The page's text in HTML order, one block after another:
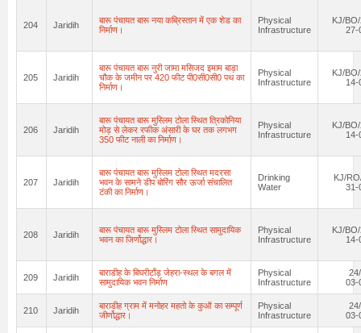
204 Jaridih
बारू पंचायत बारू नया कब्रिस्तान में एक शेड का
निर्माण।
Physical
Infrastructure
KJ/
27-
205 Jaridih
बारू पंचायत बारू नुरी जामा मसिजद इमाम बाड़ा
चौक के जमीन पर 420 फीट पी0सी0सी0 पथ का
निर्माण।
Physical
Infrastructure
KJ/
14-
206 Jaridih
बारू पंचायत बारू मुस्लिम टोला स्थित त्रिकोनिया
मोड़ से लेकर रफीक अंसारी के घर तक लगभग
350 फीट नाली का निर्माण।
Physical
Infrastructure
KJ/
14-
207 Jaridih
बारू पंचायत बारू मुस्लिम टोला स्थित मदरसा
भवन के सामने डीप बोरिंग सौर ऊर्जा संचालित
टंकी का निर्माण।
Drinking
Water
KJ/
31-
208 Jaridih
बारू पंचायत बारू मुस्लिम टोला स्थित सामुदायिक
भवन का जिर्णोद्धार।
Physical
Infrastructure
KJ/
14-
209 Jaridih
बाराडीह के बिघरीटाँड़ जेहरा-स्थल के बगल में
सामुदायिक भवन निर्माण
Physical
Infrastructure
03-
210 Jaridih
बाराडीह ग्राम में मनोहर महतो के कुऑ का सम्पूर्ण
जीर्णोद्धार।
Physical
Infrastructure
03-